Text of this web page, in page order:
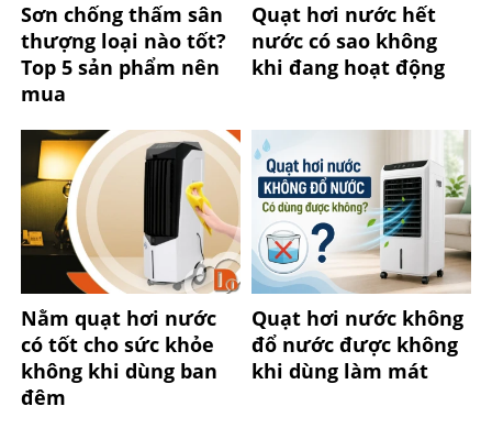
Sơn chống thấm sân
thượng loại nào tốt?
Top 5 sản phẩm nên
mua
Quạt hơi nước hết
nước có sao không
khi đang hoạt động
Nằm quạt hơi nước
có tốt cho sức khỏe
không khi dùng ban
đêm
Quạt hơi nước không
đổ nước được không
khi dùng làm mát